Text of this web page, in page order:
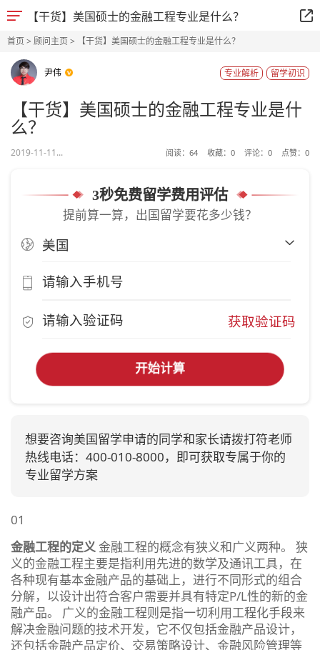
【干货】美国硕士的金融工程专业是什么？
首页> 顾问主页> 【干货】美国硕士的金融工程专业是什么？
尹伟 留学初识
专业解析
【干货】美国硕士的金融工程专业是什
么？
2019-11-11... 阅读： 64 收藏： 0 评论： 0 点赞： 0
3秒免费留学费用评估
提前算一算，出国留学要花多少钱？
获取验证码
开始计算
想要咨询美国留学申请的同学和家长请拨打符老师
热线电话：400-010-8000，即可获取专属于你的
专业留学方案
01
金融工程的定义金融工程的概念有狭义和广义两种。 狭
义的金融工程主要是指利用先进的数学及通讯工具，在
各种现有基本金融产品的基础上，进行不同形式的组合
分解，以设计出符合客户需要并具有特定P/L性的新的金
融产品。 广义的金融工程则是指一切利用工程化手段来
解决金融问题的技术开发，它不仅包括金融产品设计，
还包括金融产品定价、交易策略设计、金融风险管理等